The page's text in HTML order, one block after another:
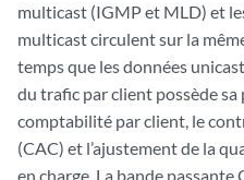
multicast (IGMP et MLD) et
multicast circulent sur la
temps que les données
du trafic par client possède sa
comptabilité par client, le
(CAC) et l’ajustement de la
en charge. La bande